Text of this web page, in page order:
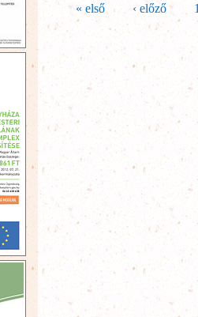
Oldalak
« első ‹ előző